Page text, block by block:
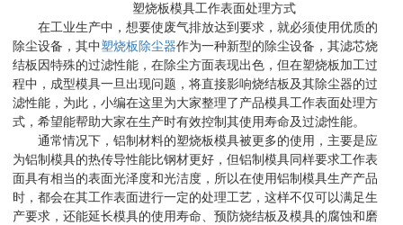
塑烧板模具工作表面处理方式
在工业生产中，想要使废气排放达到要求，就必须使用优质的
除尘设备，其中塑烧板除尘器作为一种新型的除尘设备，其滤芯烧
结板因特殊的过滤性能，在除尘方面表现出色，但在塑烧板加工过
程中，成型模具一旦出现问题，将直接影响烧结板及其除尘器的过
滤性能，为此，小编在这里为大家整理了产品模具工作表面处理方
式，希望能帮助大家在生产时有效控制其使用寿命及过滤性能。
通常情况下，铝制材料的塑烧板模具被更多的使用，主要是应
为铝制模具的热传导性能比钢材更好，但铝制模具同样要求工作表
面具有相当的表面光泽度和光洁度，所以在使用铝制模具生产产品
时，都会在其工作表面进行一定的处理工艺，这样不仅可以满足生
产要求，还能延长模具的使用寿命、预防烧结板及模具的腐蚀和磨